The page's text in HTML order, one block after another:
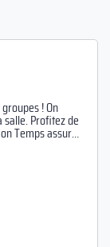
! On
Profitez de
Temps assuré